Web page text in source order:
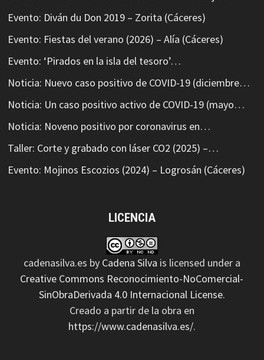
Evento: Diván du Don 2019 – Zorita (Cáceres)
Evento: Fiestas del verano (2026) – Alía (Cáceres)
Evento: ‘Pirados en la isla del tesoro’…
Noticia: Nuevo caso positivo de COVID-19 (diciembre…
Noticia: Un caso positivo activo de COVID-19 (mayo…
Noticia: Noveno positivo por coronavirus en…
Taller: Corte y grabado con láser CO2 (2025) –…
Evento: Mojinos Escozios (2024) – Logrosán (Cáceres)
LICENCIA
cadenasilva.es by Cadena Silva is licensed under a
Creative Commons Reconocimiento-NoComercial-
SinObraDerivada 4.0 Internacional License.
Creado a partir de la obra en
https://www.cadenasilva.es/.